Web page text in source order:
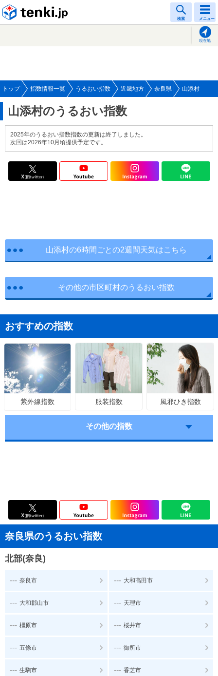
検索 メニュー
現在地
トップ 指数情報一覧 うるおい指数 近畿地方 奈良県 山添村
山添村のうるおい指数
2025年のうるおい指数指数の更新は終了しました。
次回は2026年10月頃提供予定です。
山添村の6時間ごとの2週間天気はこちら
その他の市区町村のうるおい指数
おすすめの指数
紫外線指数 服装指数 風邪ひき指数
その他の指数
奈良県のうるおい指数
北部(奈良)
--- 奈良市 --- 大和高田市
--- 大和郡山市 --- 天理市
--- 橿原市 --- 桜井市
--- 五條市 --- 御所市
--- 生駒市 --- 香芝市